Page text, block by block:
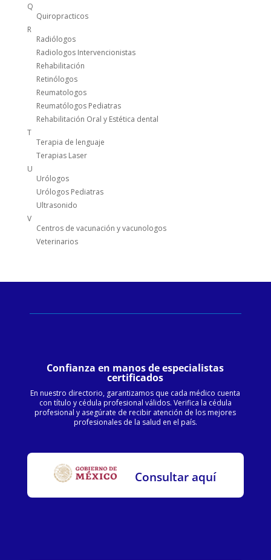
Q
Quiropracticos
R
Radiólogos
Radiologos Intervencionistas
Rehabilitación
Retinólogos
Reumatologos
Reumatólogos Pediatras
Rehabilitación Oral y Estética dental
T
Terapia de lenguaje
Terapias Laser
U
Urólogos
Urólogos Pediatras
Ultrasonido
V
Centros de vacunación y vacunologos
Veterinarios
Confianza en manos de especialistas
certificados
En nuestro directorio, garantizamos que cada médico cuenta
con título y cédula profesional válidos. Verifica la cédula
profesional y asegúrate de recibir atención de los mejores
profesionales de la salud en el país.
Consultar aquí